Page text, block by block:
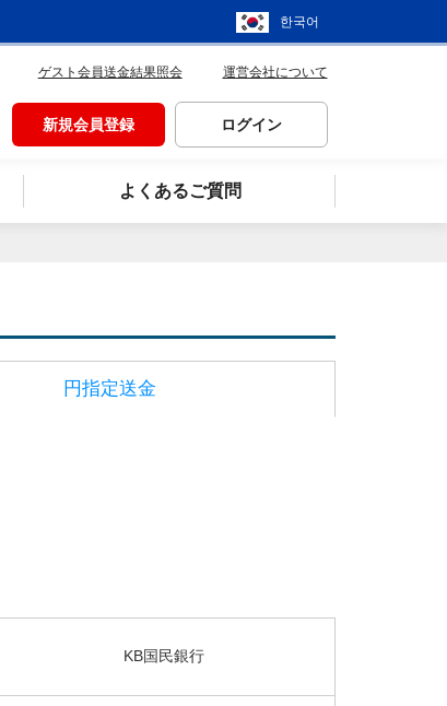
한국어
ゲスト会員送金結果照会 運営会社について
新規会員登録 ログイン
よくあるご質問
円指定送金
KB国民銀行